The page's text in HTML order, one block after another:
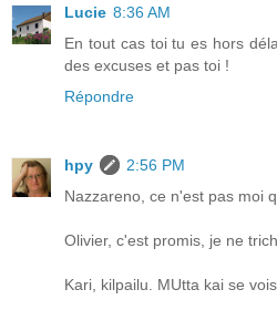
Lucie 8:36 AM
En tout cas toi tu es hors
des excuses et pas toi !
Répondre
hpy
2:56 PM
Nazzareno, ce n'est pas moi
Olivier, c'est promis, je ne
Kari, kilpailu. MUtta kai se